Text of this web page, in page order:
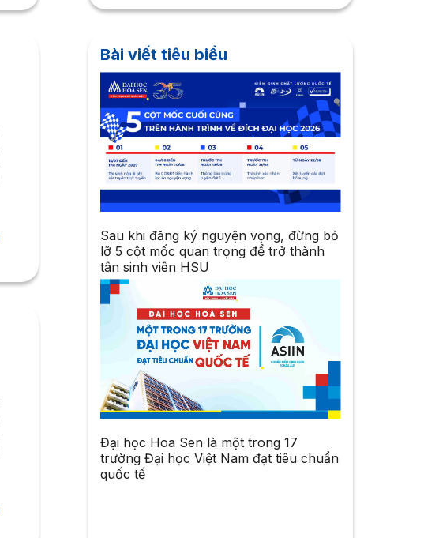
Bài viết tiêu biểu
Sau khi đăng ký nguyện vọng, đừng bỏ
lỡ 5 cột mốc quan trọng để trở thành
tân sinh viên HSU
Đại học Hoa Sen là một trong 17
trường Đại học Việt Nam đạt tiêu chuẩn
quốc tế